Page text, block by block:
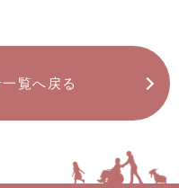
覧へ戻る